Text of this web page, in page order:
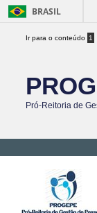
BRASIL
Ir para o conteúdo 1
Pró-Reitoria de